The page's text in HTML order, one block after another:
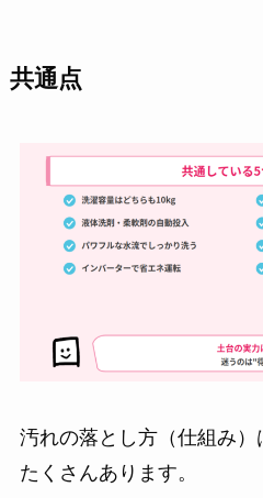
共通点
汚れの落とし方（仕組み
たくさんあります。